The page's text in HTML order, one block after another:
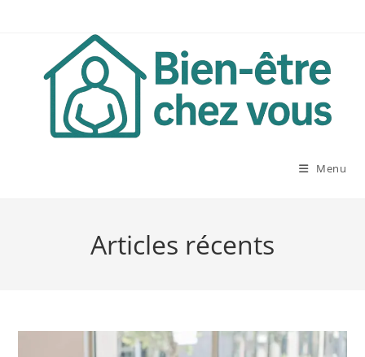
Menu
Articles récents